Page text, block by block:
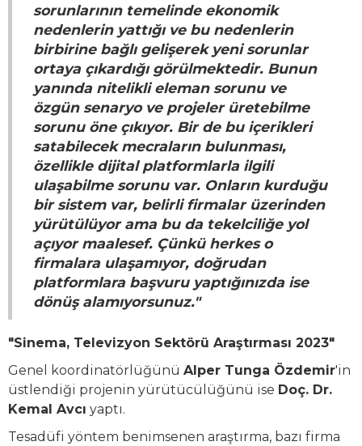
sorunlarının temelinde ekonomik
nedenlerin yattığı ve bu nedenlerin
birbirine bağlı gelişerek yeni sorunlar
ortaya çıkardığı görülmektedir. Bunun
yanında nitelikli eleman sorunu ve
özgün senaryo ve projeler üretebilme
sorunu öne çıkıyor. Bir de bu içerikleri
satabilecek mecraların bulunması,
özellikle dijital platformlarla ilgili
ulaşabilme sorunu var. Onların kurduğu
bir sistem var, belirli firmalar üzerinden
yürütülüyor ama bu da tekelciliğe yol
açıyor maalesef. Çünkü herkes o
firmalara ulaşamıyor, doğrudan
platformlara başvuru yaptığınızda ise
dönüş alamıyorsunuz."
"Sinema, Televizyon Sektörü Araştırması 2023"
Genel koordinatörlüğünü Alper Tunga Özdemir'in
üstlendiği projenin yürütücülüğünü ise Doç. Dr.
Kemal Avcı yaptı.
Tesadüfi yöntem benimsenen araştırma, bazı firma